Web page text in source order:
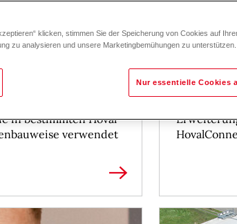
für bestimmte
in bestimmten Hoval
verwendet
Hoval
01.03.2026
klicken, stimmen Sie der Speicherung von Cookies auf
zu analysieren und unsere Marketingbemühungen zu unterstützen.
Nur essentielle Cookies